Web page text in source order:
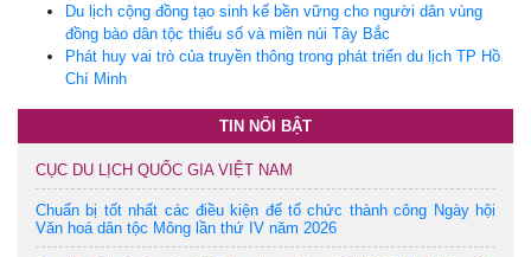
Du lịch cộng đồng tạo sinh kế bền vững cho người dân vùng
đồng bào dân tộc thiểu số và miền núi Tây Bắc
Phát huy vai trò của truyền thông trong phát triển du lịch TP Hồ
Chí Minh
TIN NỔI BẬT
CỤC DU LỊCH QUỐC GIA VIỆT NAM
Chuẩn bị tốt nhất các điều kiện để tổ chức thành công Ngày hội
Văn hoá dân tộc Mông lần thứ IV năm 2026